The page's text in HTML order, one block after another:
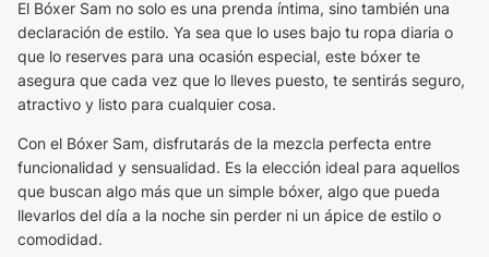
El Bóxer Sam no solo es una prenda íntima, sino también una
declaración de estilo. Ya sea que lo uses bajo tu ropa diaria o
que lo reserves para una ocasión especial, este bóxer te
asegura que cada vez que lo lleves puesto, te sentirás seguro,
atractivo y listo para cualquier cosa.
Con el Bóxer Sam, disfrutarás de la mezcla perfecta entre
funcionalidad y sensualidad. Es la elección ideal para aquellos
que buscan algo más que un simple bóxer, algo que pueda
llevarlos del día a la noche sin perder ni un ápice de estilo o
comodidad.